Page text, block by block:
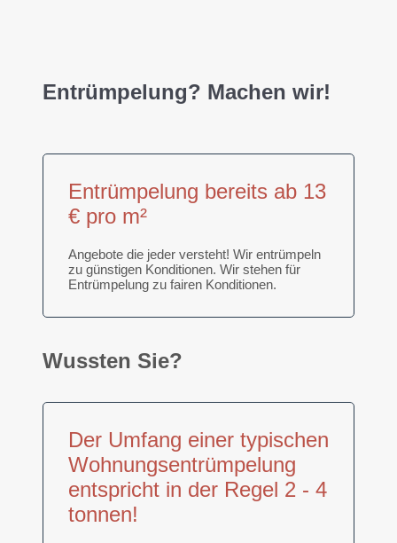
Entrümpelung? Machen wir!
Entrümpelung bereits ab 13
€ pro m²
Angebote die jeder versteht! Wir entrümpeln
zu günstigen Konditionen. Wir stehen für
Entrümpelung zu fairen Konditionen.
Wussten Sie?
Der Umfang einer typischen
Wohnungsentrümpelung
entspricht in der Regel 2 - 4
tonnen!